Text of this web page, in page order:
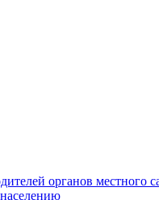
органов